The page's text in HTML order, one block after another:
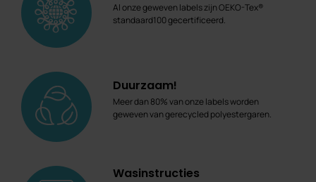
Al onze geweven labels zijn OEKO-Tex®
standaard100 gecertificeerd.
Duurzaam!
Meer dan 80% van onze labels worden
geweven van gerecycled polyestergaren.
Wasinstructies